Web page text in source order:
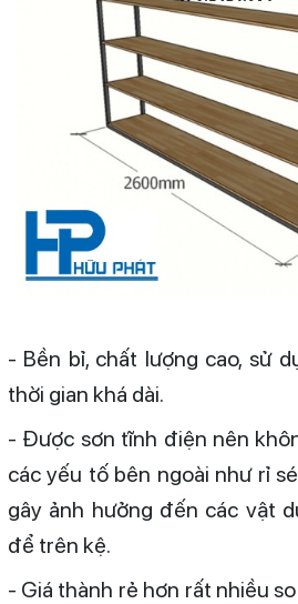
- Bền bỉ, chất lượng cao, sử
thời gian khá dài.
- Được sơn tĩnh điện nên
các yếu tố bên ngoài như rỉ
gây ảnh hưởng đến các vật
để trên kệ.
- Giá thành rẻ hơn rất nhiều